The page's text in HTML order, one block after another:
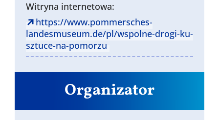
Witryna internetowa:
https://www.pommersches-
landesmuseum.de/pl/wspolne-drogi-ku-
sztuce-na-pomorzu
Organizator